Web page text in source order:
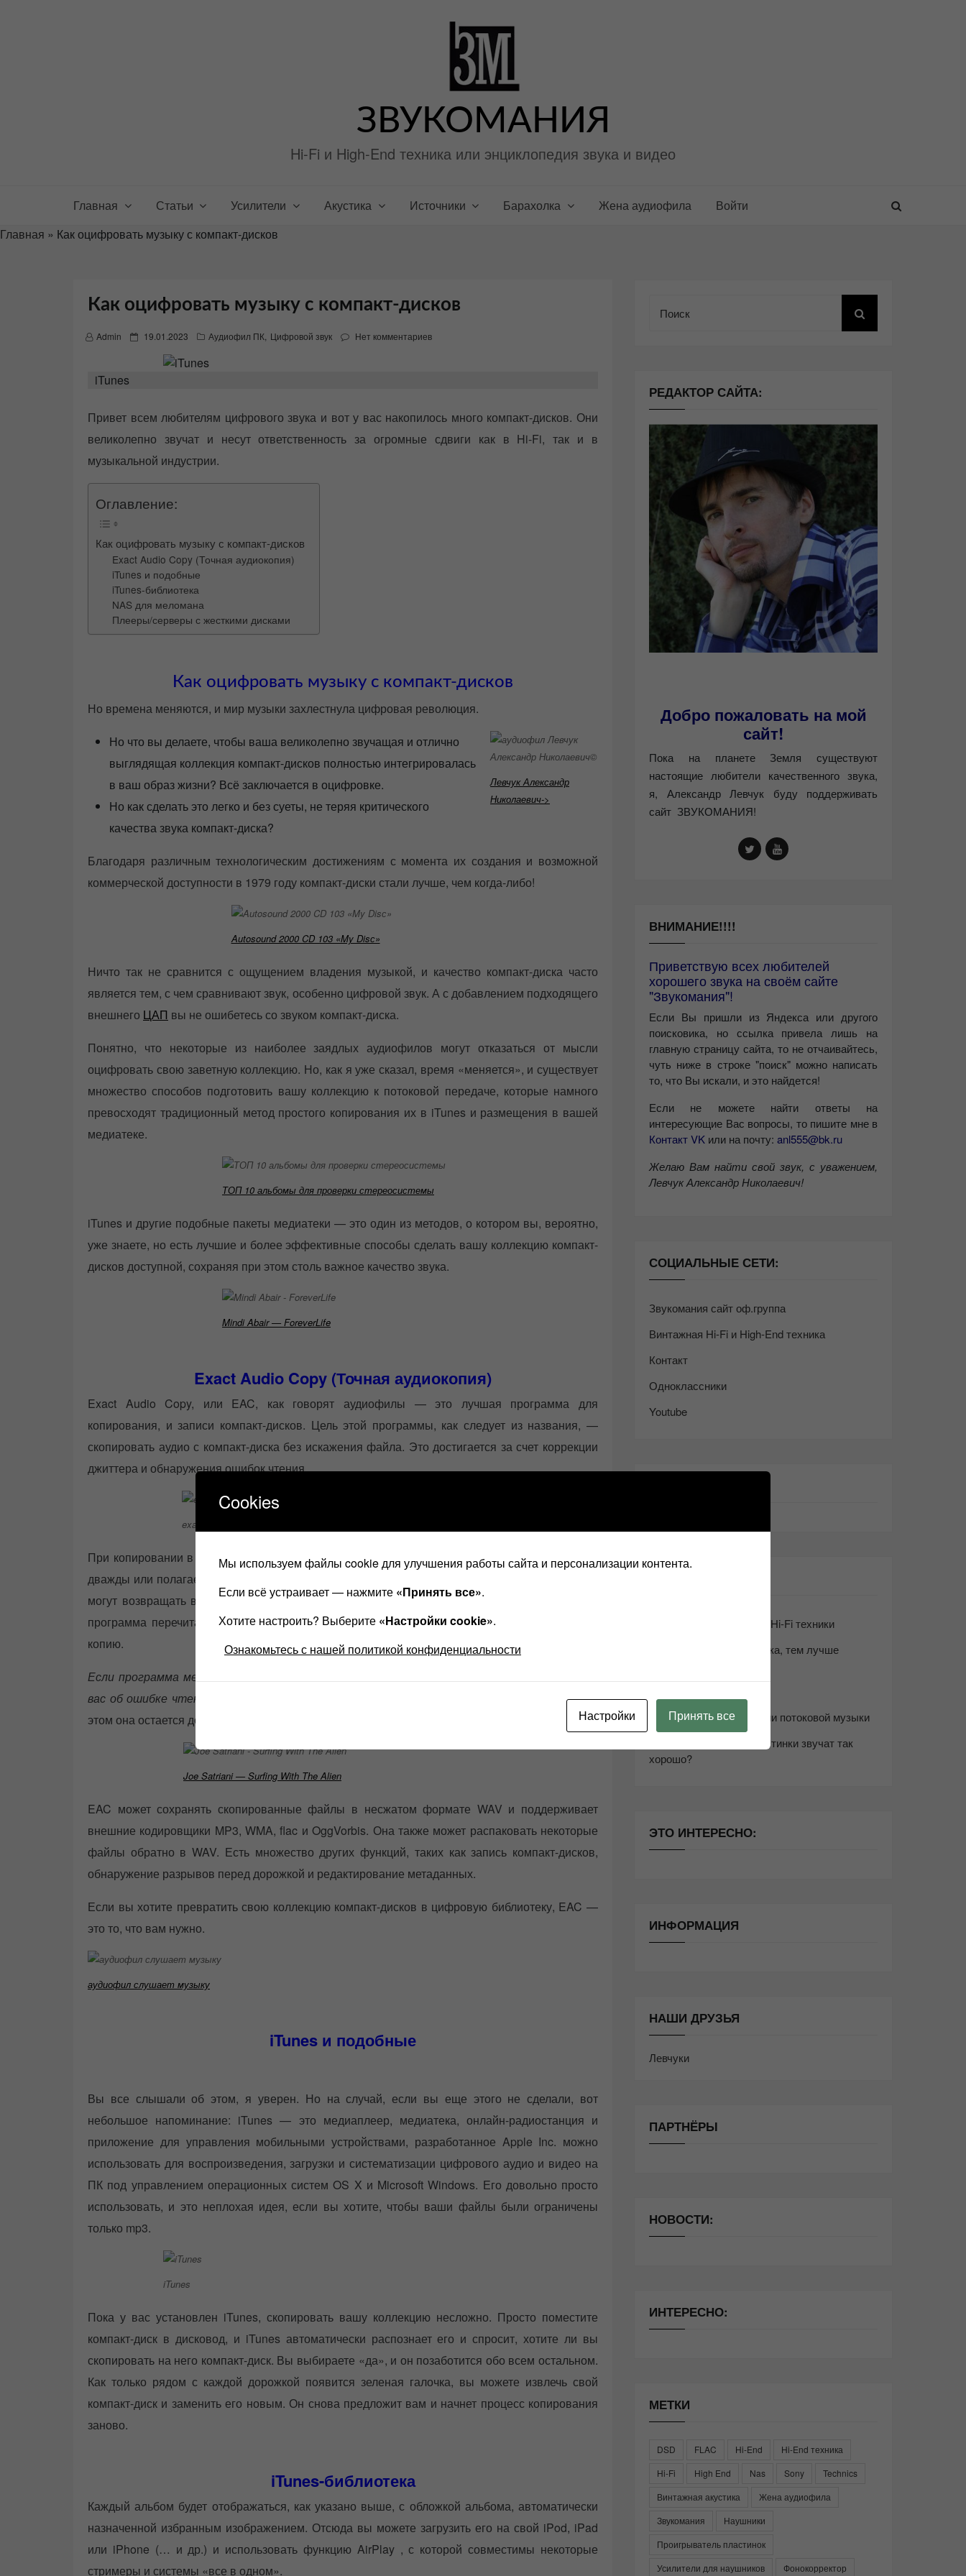
ЗВУКОМАНИЯ
Hi-Fi и High-End техника или энциклопедия звука и видео
Главная Статьи Усилители Акустика Источники Барахолка Жена аудиофила
Войти
Главная » Как оцифровать музыку с компакт-дисков
Как оцифровать музыку с компакт-дисков
Admin
P
o
n
19.01.2023 Аудиофил ПК Цифровой звук Нет комментариев
iTunes
Привет всем любителям цифрового звука и вот у вас накопилось много компакт-дисков. Они
великолепно звучат и несут ответственность за огромные сдвиги как в Hi-Fi, так и в
музыкальной индустрии.
Оглавление:
Как оцифровать музыку с компакт-дисков
Exact Audio Copy (Точная аудиокопия)
iTunes и подобные
iTunes-библиотека
NAS для меломана
Плееры/серверы с жесткими дисками
Как оцифровать музыку с компакт-дисков
Но времена меняются, и мир музыки захлестнула цифровая революция.
Левчук Александр
Николаевич->
Но что вы делаете, чтобы ваша великолепно звучащая и отлично
выглядящая коллекция компакт-дисков полностью интегрировалась
в ваш образ жизни? Всё заключается в оцифровке.
Но как сделать это легко и без суеты, не теряя критического
качества звука компакт-диска?
Благодаря различным технологическим достижениям с момента их создания и возможной
коммерческой доступности в 1979 году компакт-диски стали лучше, чем когда-либо!
Autosound 2000 CD 103 «My Disс»
Ничто так не сравнится с ощущением владения музыкой, и качество компакт-диска часто
является тем, с чем сравнивают звук, особенно цифровой звук. А с добавлением подходящего
внешнего ЦАП вы не ошибетесь со звуком компакт-диска.
Понятно, что некоторые из наиболее заядлых аудиофилов могут отказаться от мысли
оцифровать свою заветную коллекцию. Но, как я уже сказал, время «меняется», и существует
множество способов подготовить вашу коллекцию к потоковой передаче, которые намного
превосходят традиционный метод простого копирования их в iTunes и размещения в вашей
медиатеке.
ТОП 10 альбомы для проверки стереосистемы
iTunes и другие подобные пакеты медиатеки — это один из методов, о котором вы, вероятно,
уже знаете, но есть лучшие и более эффективные способы сделать вашу коллекцию компакт-
дисков доступной, сохраняя при этом столь важное качество звука.
Mindi Abair — ForeverLife
Exact Audio Copy (Точная аудиокопия)
Exact Audio Copy, или EAC, как говорят аудиофилы — это лучшая программа для
копирования, и записи компакт-дисков. Цель этой программы, как следует из названия, —
скопировать аудио с компакт-диска без искажения файла. Это достигается за счет коррекции
джиттера и обнаружения ошибок чтения.
exact audio copy
При копировании в «безопасном режиме» EAC считывает каждый аудиораздел как минимум
дважды или полагается на расширенную информацию об ошибках, которую некоторые диски
могут возвращать вместе с аудиоданными. Допустим, при чтении диска произошла ошибка,
программа перечитает до 82 раз, сравнит результаты и выдаст вам наилучшую возможную
копию.
Если программа менее чем на 99,5% не уверена, что аудиопоток верен, она предупредит
вас об ошибке чтения.
Помимо точности, программу можно настраивать по-разному, но при
этом она остается достаточно простой в использовании для разных пользователей.
Joe Satriani — Surfing With The Alien
EAC может сохранять скопированные файлы в несжатом формате WAV и поддерживает
внешние кодировщики MP3, WMA, flac и OggVorbis. Она также может распаковать некоторые
файлы обратно в WAV. Есть множество других функций, таких как запись компакт-дисков,
обнаружение разрывов перед дорожкой и редактирование метаданных.
Если вы хотите превратить свою коллекцию компакт-дисков в цифровую библиотеку, EAC —
это то, что вам нужно.
аудиофил слушает музыку
iTunes и подобные
Вы все слышали об этом, я уверен. Но на случай, если вы еще этого не сделали, вот
небольшое напоминание: iTunes — это медиаплеер, медиатека, онлайн-радиостанция и
приложение для управления мобильными устройствами, разработанное Apple Inc. можно
использовать для воспроизведения, загрузки и систематизации цифрового аудио и видео на
ПК под управлением операционных систем OS X и Microsoft Windows. Его довольно просто
использовать, и это неплохая идея, если вы хотите, чтобы ваши файлы были ограничены
только mp3.
iTunes
Пока у вас установлен iTunes, скопировать вашу коллекцию несложно. Просто поместите
компакт-диск в дисковод, и iTunes автоматически распознает его и спросит, хотите ли вы
скопировать на него компакт-диск. Вы выбираете «да», и он позаботится обо всем остальном.
Как только рядом с каждой дорожкой появится зеленая галочка, вы можете извлечь свой
компакт-диск и заменить его новым. Он снова предложит вам и начнет процесс копирования
заново.
iTunes-библиотека
Каждый альбом будет отображаться, как указано выше, с обложкой альбома, автоматически
назначенной избранным изображением. Отсюда вы можете загрузить его на свой iPod, iPad
или iPhone (… и др.) и использовать функцию AirPlay , с которой совместимы некоторые
стримеры и системы «все в одном».
РЕДАКТОР САЙТА:
Добро пожаловать на мой
сайт!
Пока на планете Земля существуют
настоящие любители качественного звука,
я, Александр Левчук буду поддерживать
сайт ЗВУКОМАНИЯ!
ВНИМАНИЕ!!!!
Приветствую всех любителей
хорошего звука на своём сайте
"Звукомания"!
Если Вы пришли из Яндекса или другого
поисковика, но ссылка привела лишь на
главную страницу сайта, то не отчаивайтесь,
чуть ниже в строке "поиск" можно написать
то, что Вы искали, и это найдется!
Если не можете найти ответы на
интересующие Вас вопросы, то пишите мне в
Контакт VK или на почту: anl555@bk.ru
Желаю Вам найти свой звук, с уважением,
Левчук Александр Николаевич!
СОЦИАЛЬНЫЕ СЕТИ:
Звукомания сайт оф.группа
Винтажная Hi-Fi и High-End техника
Контакт
Одноклассники
Youtube
Возьмите друга в салон Hi-Fi техники
Чем дороже аудиотехника, тем лучше
10 способов оптимизации потоковой музыки
Почему виниловые пластинки звучат так
хорошо?
ЭТО ИНТЕРЕСНО:
ИНФОРМАЦИЯ
НАШИ ДРУЗЬЯ
Левчуки
ПАРТНЁРЫ
НОВОСТИ:
ИНТЕРЕСНО:
МЕТКИ
DSD FLAC Hi-End
Hi-End техника
Hi-Fi
High End Nas Sony
Technics
Винтажная акустика
Жена аудиофила
Звукомания
Наушники
Проигрыватель пластинок
Усилители для наушников
Фонокорректор
Cookies
Мы используем файлы cookie для улучшения работы сайта и персонализации контента.
Если всё устраивает — нажмите «Принять все».
Хотите настроить? Выберите «Настройки cookie».
Ознакомьтесь с нашей политикой конфиденциальности
Настройки Принять все